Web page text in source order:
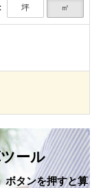
坪 ㎡
ール
ボタンを押すと算